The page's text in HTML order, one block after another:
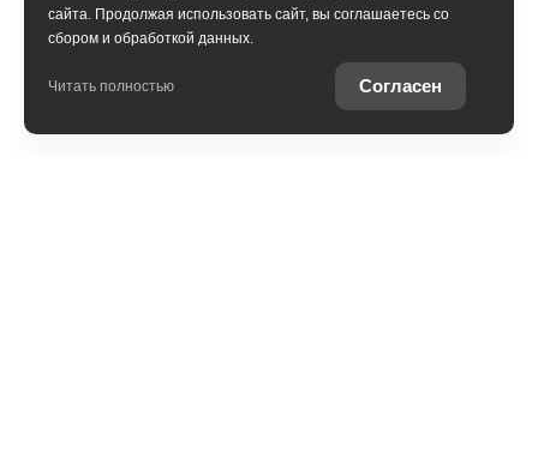
сайта. Продолжая использовать сайт, вы соглашаетесь со
сбором и обработкой данных.
Читать полностью Согласен